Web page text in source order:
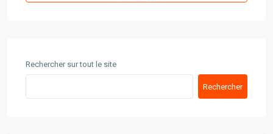
Rechercher sur tout le site
Rechercher